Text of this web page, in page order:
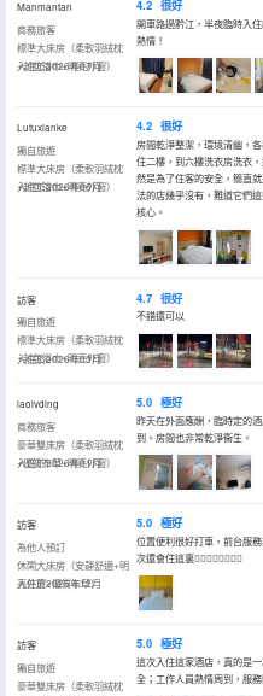
Manmantan
商務旅客
標準大床房（柔軟羽絨枕
+封包浴巾+明亮外窗）
入住於2026年07月
4.2 很好
開車路過黔江，半夜臨時入
熱情！
Lutuxianke
獨自旅遊
標準大床房（柔軟羽絨枕
+封包浴巾+明亮外窗）
入住於2026年06月
4.2 很好
房間乾淨整潔，環境清幽，
住二樓，到六樓洗衣房洗衣
然是為了住客的安全，簡直
法的店幾乎沒有，難道它們
核心。
訪客
獨自旅遊
標準大床房（柔軟羽絨枕
+封包浴巾+明亮外窗）
入住於2026年03月
4.7 很好
不錯還可以
laolvding
商務旅客
豪華雙床房（柔軟羽絨枕
+優質布草+明亮外窗）
入住於2026年01月
5.0 極好
昨天在外面應酬，臨時定的
到。房間也非常乾淨衞生。
訪客
為他人預訂
休閑大床房（安靜舒適+明
亮外窗+優質布草）
入住於2025年12月
5.0 極好
位置便利很好打車，前台服
次還會住這裏👍🏻👍🏻👍🏻👍🏻
訪客
獨自旅遊
豪華雙床房（柔軟羽絨枕
5.0 極好
這次入住這家酒店，真的是
全；工作人員熱情周到，服